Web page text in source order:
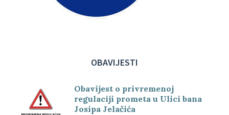
OBAVIJESTI
Obavijest o privremenoj
regulaciji prometa u Ulici bana
Josipa Jelačića